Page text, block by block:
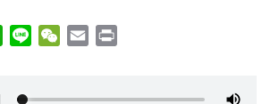
WhatsApp
Line WeChat
Email